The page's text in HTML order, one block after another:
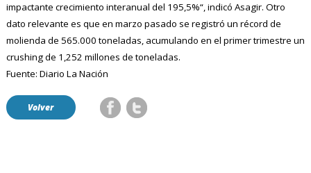
impactante crecimiento interanual del 195,5%“, indicó Asagir. Otro
dato relevante es que en marzo pasado se registró un récord de
molienda de 565.000 toneladas, acumulando en el primer trimestre un
crushing de 1,252 millones de toneladas.
Fuente: Diario La Nación
Volver